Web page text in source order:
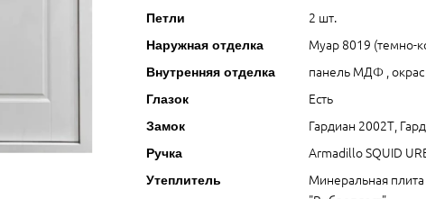
Петли 2 шт.
Наружная отделка Муар 8019 (темно-
Внутренняя отделка панель МДФ ,
Глазок Есть
Замок Гардиан 2002Т,
Ручка Armadillo SQUID
Утеплитель
Минеральная